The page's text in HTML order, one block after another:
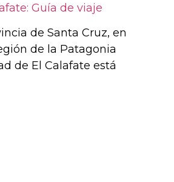
Guía de viaje
de Santa Cruz, en
de la Patagonia
de El Calafate está